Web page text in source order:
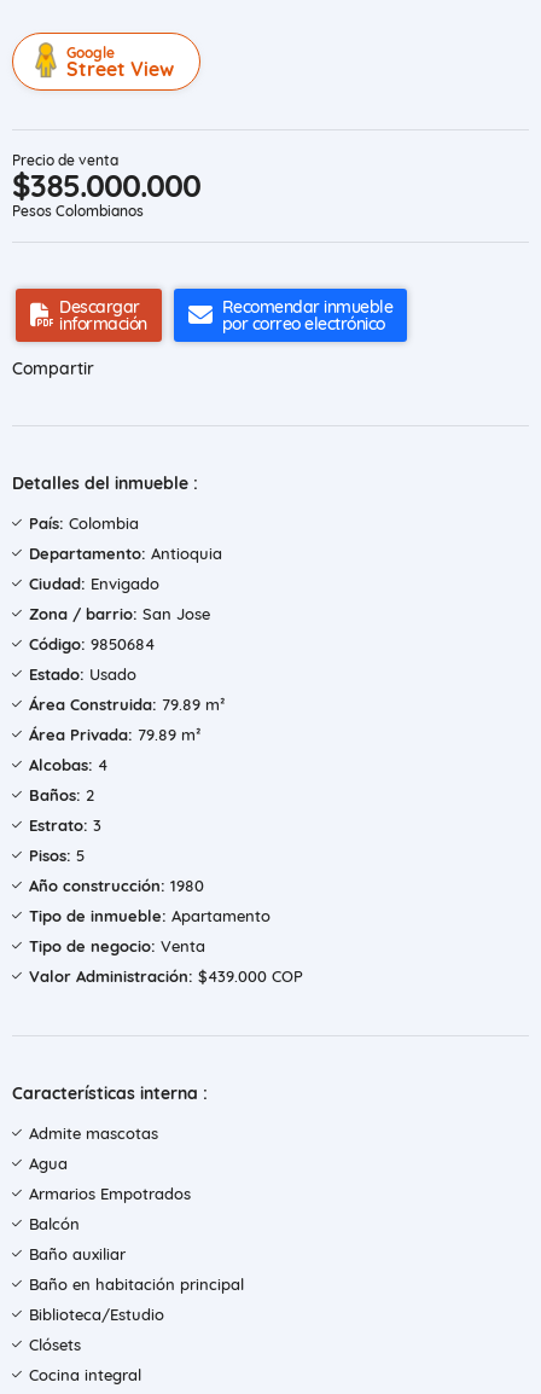
Google
Street View
Precio de venta
$385.000.000
Pesos Colombianos
Descargar
información
Recomendar inmueble
por correo electrónico
Compartir
Detalles del inmueble :
País: Colombia
Departamento: Antioquia
Ciudad: Envigado
Zona / barrio: San Jose
Código: 9850684
Estado: Usado
Área Construida: 79.89 m²
Área Privada: 79.89 m²
Alcobas: 4
Baños: 2
Estrato: 3
Pisos: 5
Año construcción: 1980
Tipo de inmueble: Apartamento
Tipo de negocio: Venta
Valor Administración: $439.000 COP
Características interna :
Admite mascotas
Agua
Armarios Empotrados
Balcón
Baño auxiliar
Baño en habitación principal
Biblioteca/Estudio
Clósets
Cocina integral